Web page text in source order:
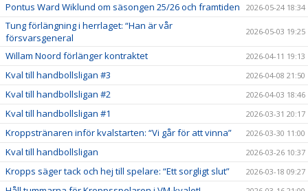
Pontus Ward Wiklund om säsongen 25/26 och framtiden 2026-05-24 18:34
Tung förlängning i herrlaget: “Han är vår
försvarsgeneral
2026-05-03 19:25
Willam Noord förlänger kontraktet 2026-04-11 19:13
Kval till handbollsligan #3 2026-04-08 21:50
Kval till handbollsligan #2 2026-04-03 18:46
Kval till handbollsligan #1 2026-03-31 20:17
Kroppstränaren inför kvalstarten: “Vi går för att vinna” 2026-03-30 11:00
Kval till handbollsligan 2026-03-26 10:37
Kropps säger tack och hej till spelare: “Ett sorgligt slut” 2026-03-18 09:27